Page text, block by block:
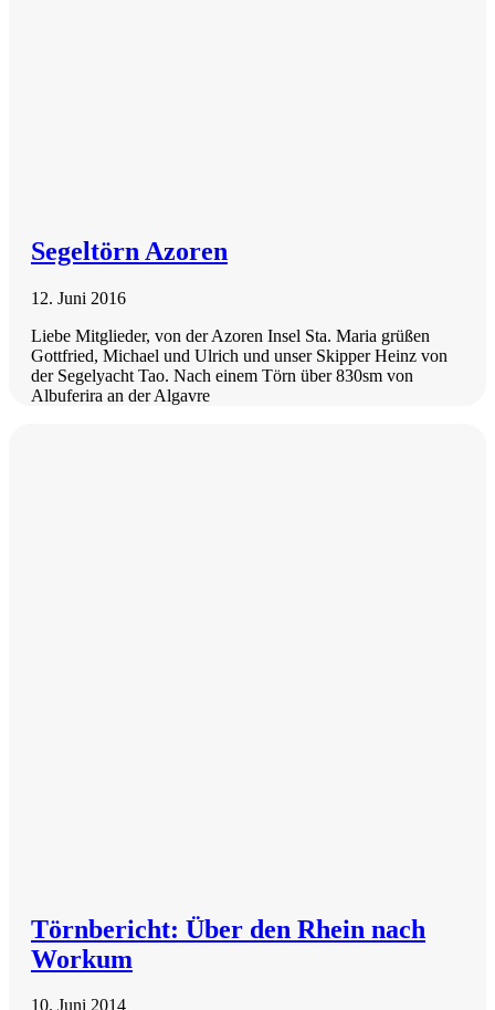
Segeltörn Azoren
12. Juni 2016
Liebe Mitglieder, von der Azoren Insel Sta. Maria grüßen
Gottfried, Michael und Ulrich und unser Skipper Heinz von
der Segelyacht Tao. Nach einem Törn über 830sm von
Albuferira an der Algavre
Törnbericht: Über den Rhein nach
Workum
10. Juni 2014